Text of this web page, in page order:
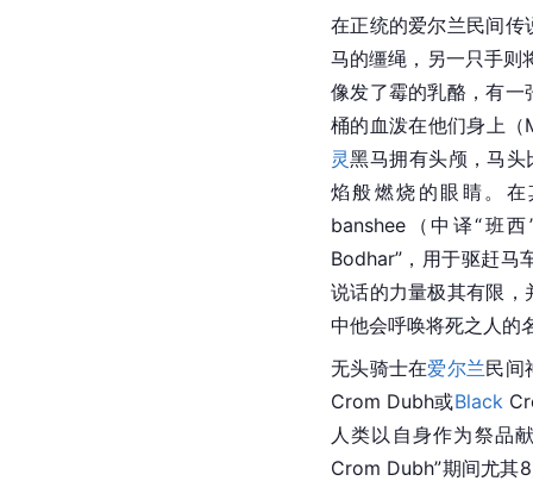
在正统的爱尔兰民间传
马的缰绳，另一只手则
像发了霉的乳酪，有一
桶的血泼在他们身上
灵黑马拥有头颅，马
焰般燃烧的眼睛。
banshee（中译“班
Bodhar”，用于驱赶马
说话的力量极其有限，
中他会呼唤将死之人的
无头骑士在爱尔兰民间
Crom Dubh或Black
人类以自身作为祭品
Crom Dubh”期间尤其